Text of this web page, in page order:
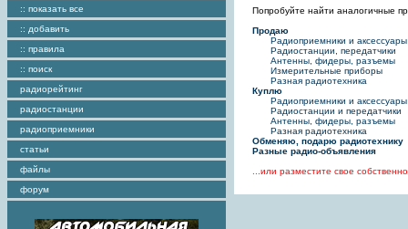
:: показать все
:: добавить
:: правила
:: поиск
радиорейтинг
радиостанции
радиоприемники
статьи
файлы
форум
Попробуйте найти аналогичные
Продаю
Радиоприемники и аксессуары
Радиостанции, передатчики
Антенны, фидеры, разъемы
Измерительные приборы
Разная радиотехника
Куплю
Радиоприемники и аксессуары
Радиостанции и передатчики
Антенны, фидеры, разъемы
Разная радиотехника
Обменяю, подарю радиотехнику
Разные радио-объявления
...или разместите свое